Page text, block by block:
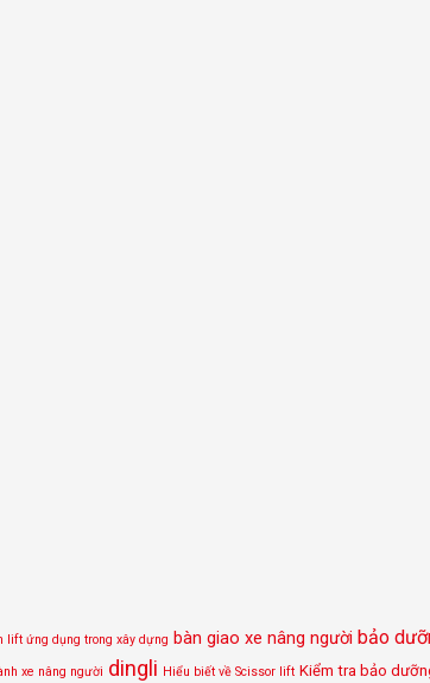
lift ứng dụng trong xây dựng bàn giao xe nâng người bảo
xe nâng người dingli Hiểu biết về Scissor lift Kiểm tra bảo